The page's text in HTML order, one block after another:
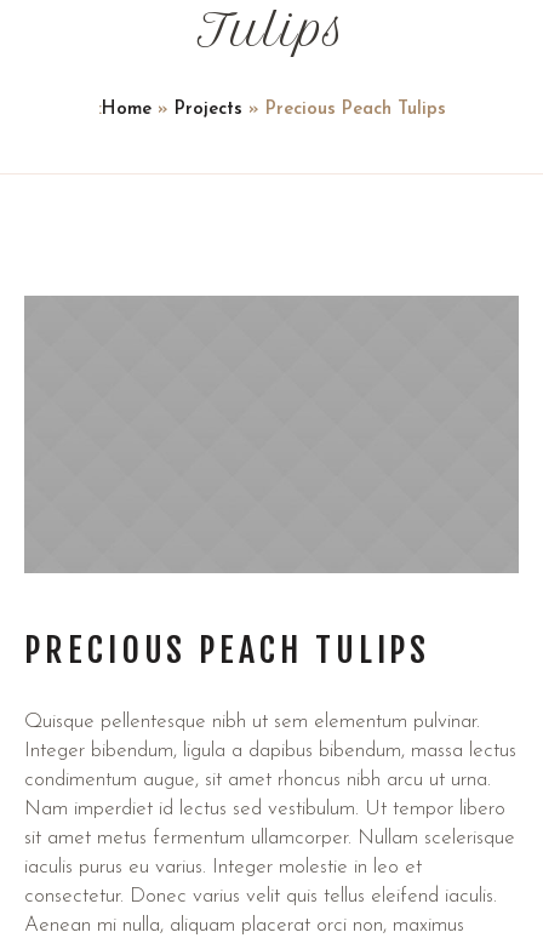
Tulips
:Home» Projects » Precious Peach Tulips
PRECIOUS PEACH TULIPS
Quisque pellentesque nibh ut sem elementum pulvinar.
Integer bibendum, ligula a dapibus bibendum, massa lectus
condimentum augue, sit amet rhoncus nibh arcu ut urna.
Nam imperdiet id lectus sed vestibulum. Ut tempor libero
sit amet metus fermentum ullamcorper. Nullam scelerisque
iaculis purus eu varius. Integer molestie in leo et
consectetur. Donec varius velit quis tellus eleifend iaculis.
Aenean mi nulla, aliquam placerat orci non, maximus